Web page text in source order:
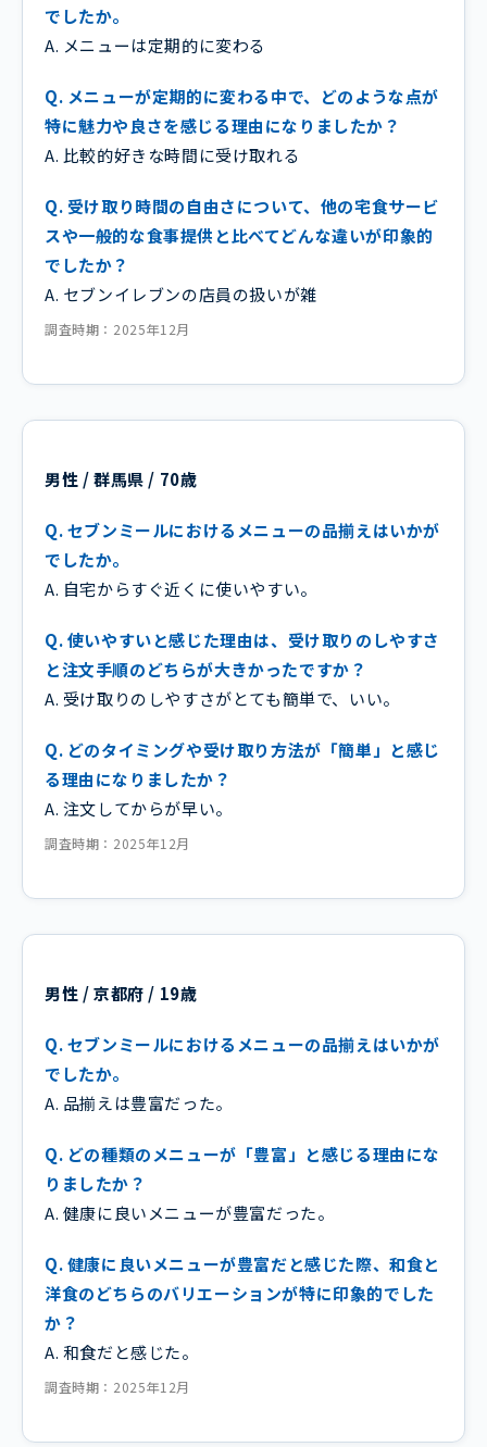
でしたか。
A. メニューは定期的に変わる
Q. メニューが定期的に変わる中で、どのような点が
特に魅力や良さを感じる理由になりましたか？
A. 比較的好きな時間に受け取れる
Q. 受け取り時間の自由さについて、他の宅食サービ
スや一般的な食事提供と比べてどんな違いが印象的
でしたか？
A. セブンイレブンの店員の扱いが雑
調査時期：2025年12月
男性 / 群馬県 / 70歳
Q. セブンミールにおけるメニューの品揃えはいかが
でしたか。
A. 自宅からすぐ近くに使いやすい。
Q. 使いやすいと感じた理由は、受け取りのしやすさ
と注文手順のどちらが大きかったですか？
A. 受け取りのしやすさがとても簡単で、いい。
Q. どのタイミングや受け取り方法が「簡単」と感じ
る理由になりましたか？
A. 注文してからが早い。
調査時期：2025年12月
男性 / 京都府 / 19歳
Q. セブンミールにおけるメニューの品揃えはいかが
でしたか。
A. 品揃えは豊富だった。
Q. どの種類のメニューが「豊富」と感じる理由にな
りましたか？
A. 健康に良いメニューが豊富だった。
Q. 健康に良いメニューが豊富だと感じた際、和食と
洋食のどちらのバリエーションが特に印象的でした
か？
A. 和食だと感じた。
調査時期：2025年12月